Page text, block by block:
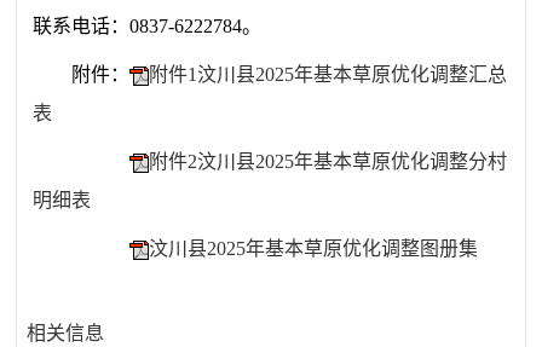
联系电话：0837-6222784。
附件：
附件1汶川县2025年基本草原优化调整汇总
表
附件2汶川县2025年基本草原优化调整分村
明细表
汶川县2025年基本草原优化调整图册集
相关信息